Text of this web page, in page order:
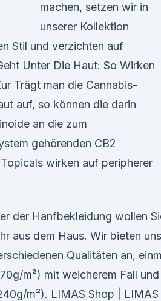
machen, setzen wir in
unserer Kollektion
Stil und verzichten auf
Unter Die Haut: So Wirken
Trägt man die Cannabis-
auf, so können die darin
an die zum
gehörenden CB2
wirken auf peripherer
der Hanfbekleidung wollen
aus dem Haus. Wir bieten
Qualitäten an,
m²) mit weicherem Fall und
m²). LIMAS Shop | LIMAS |